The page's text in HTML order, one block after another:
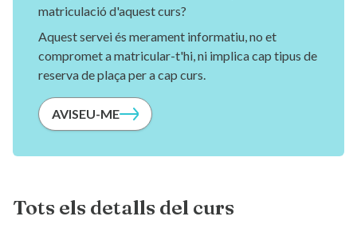
matriculació d'aquest curs?
Aquest servei és merament informatiu, no et
compromet a matricular-t'hi, ni implica cap tipus de
reserva de plaça per a cap curs.
AVISEU-ME
Tots els detalls del curs